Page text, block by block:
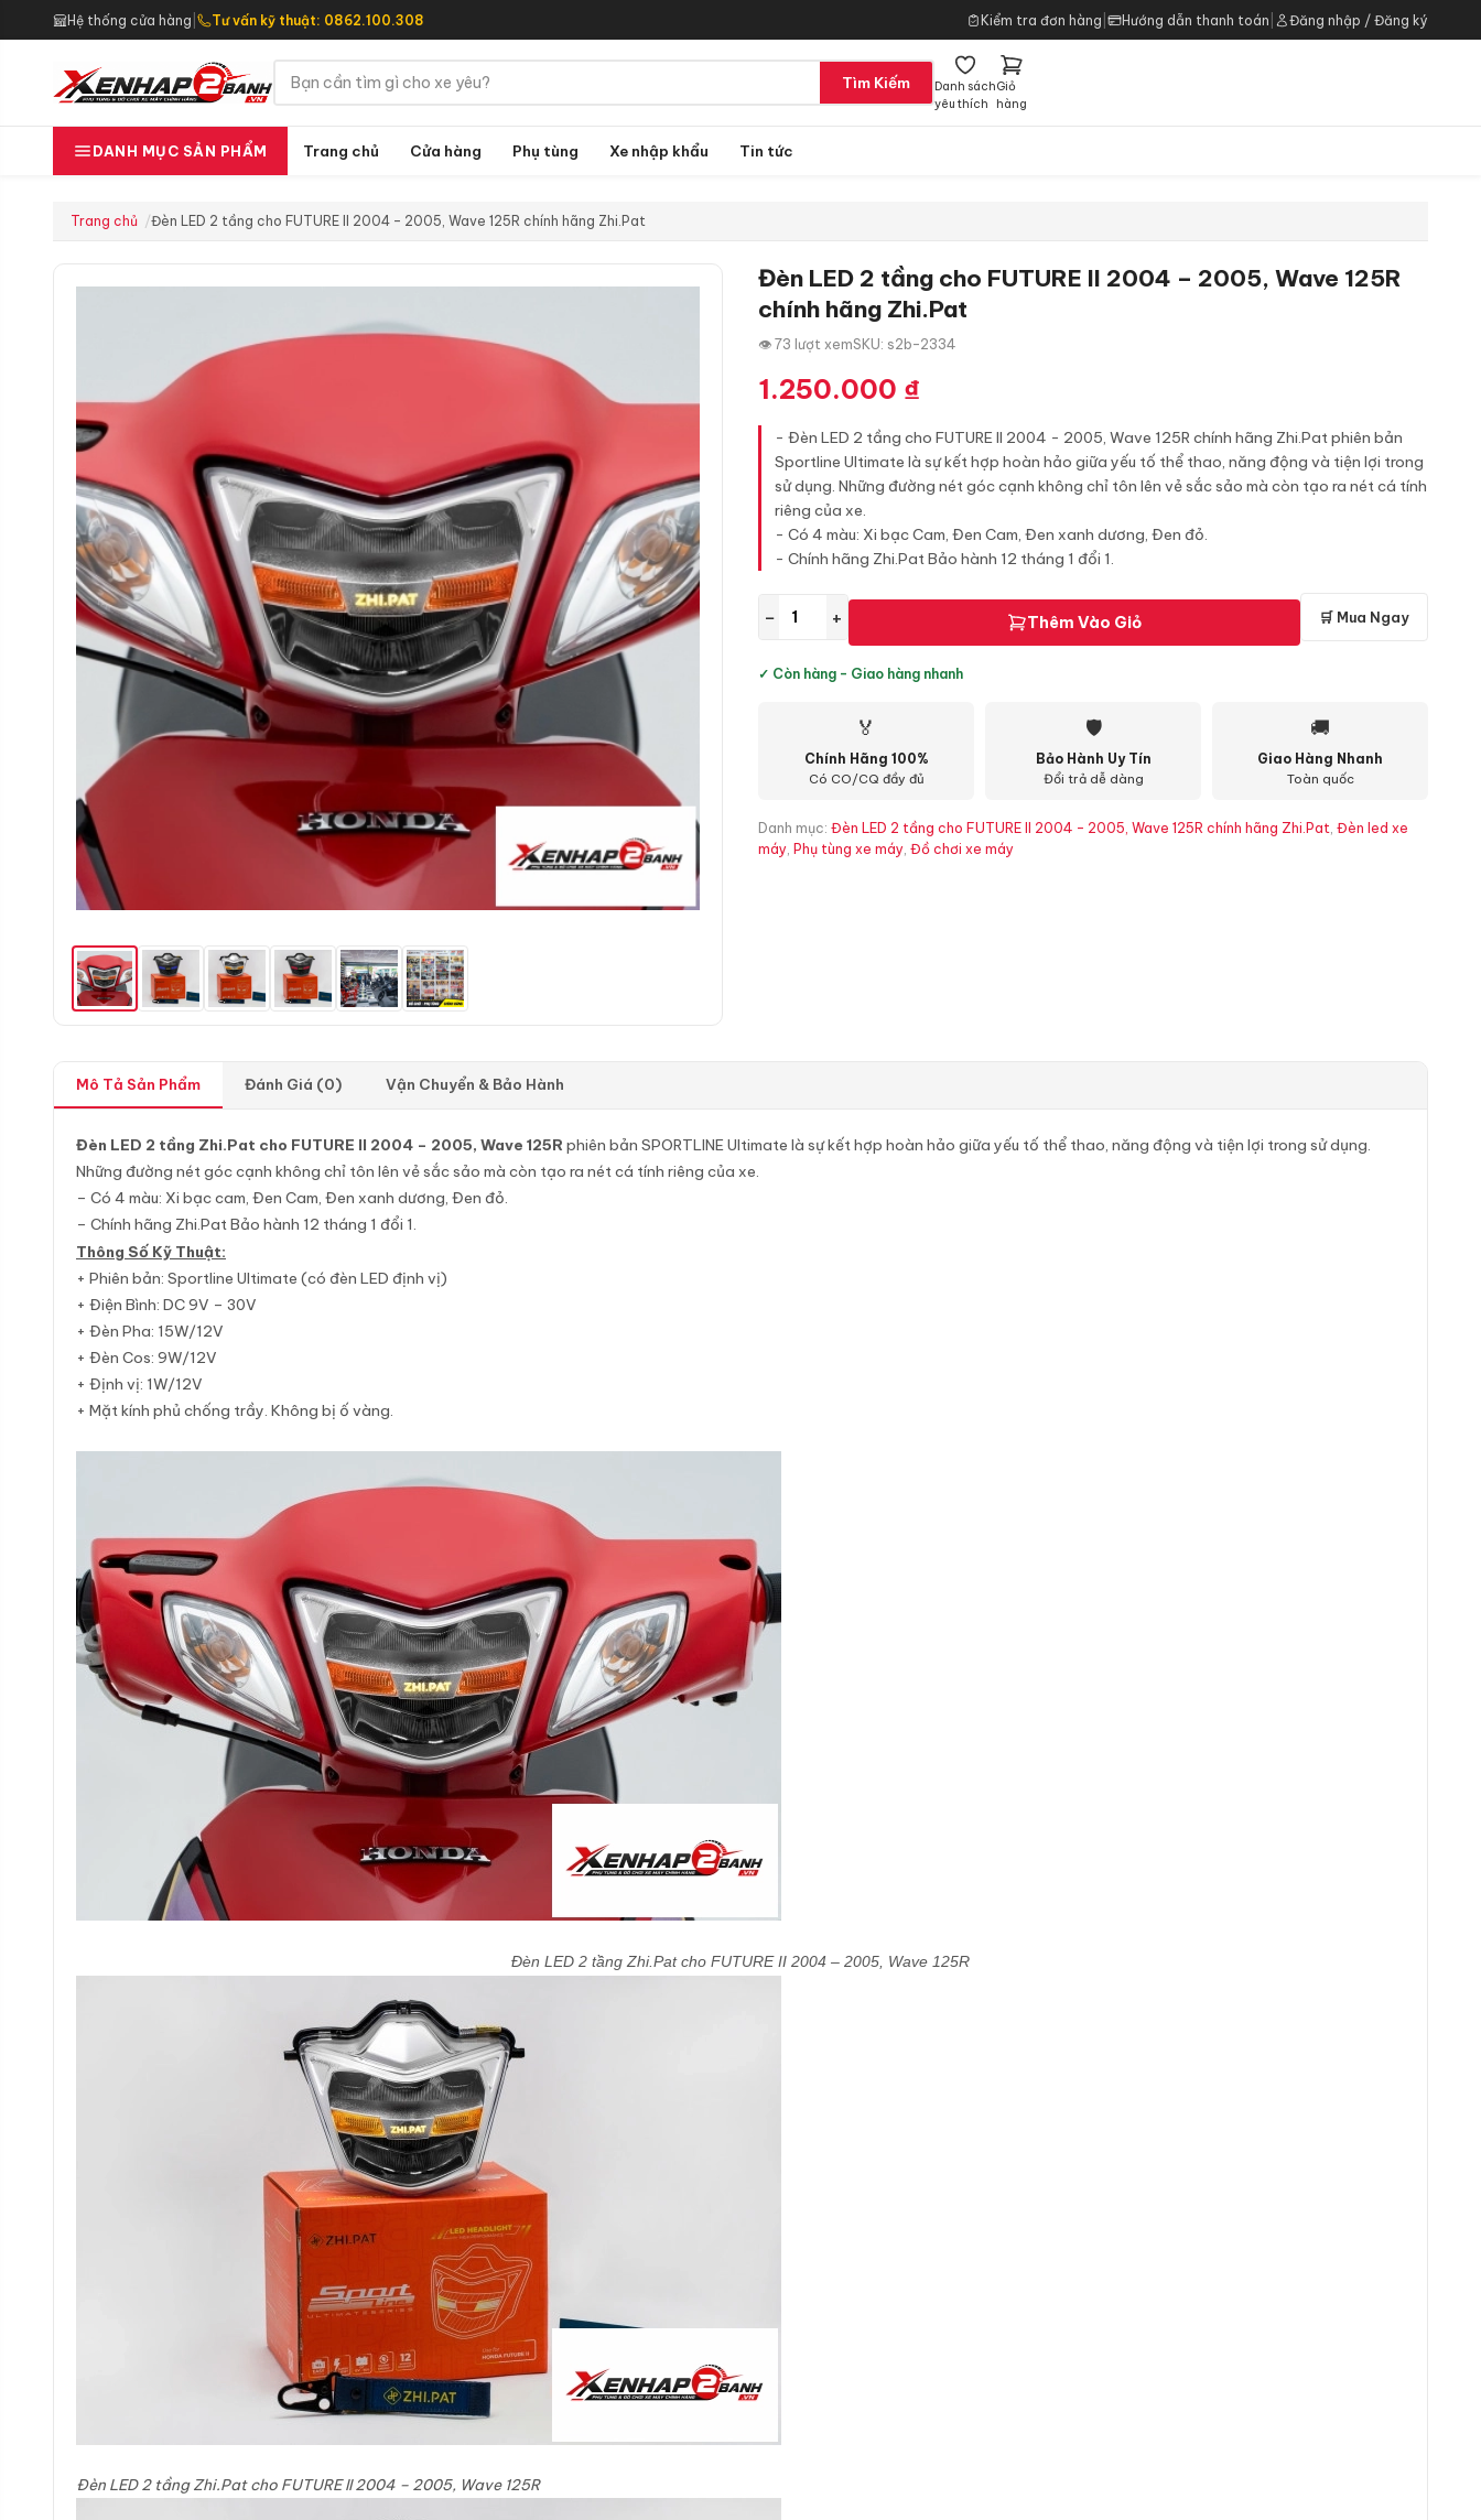
Hệ thống cửa hàng Tư vấn kỹ thuật: 0862.100.308 Kiểm tra đơn hàng Hướng dẫn thanh toán Đăng nhập / Đăng ký
Tìm Kiếm
Danh sách
yêu thích
Giỏ
hàng
DANH MỤC SẢN PHẨM Trang chủ Cửa hàng Phụ tùng Xe nhập khẩu Tin tức
Trang chủ Đèn LED 2 tầng cho FUTURE II 2004 – 2005, Wave 125R chính hãng Zhi.Pat
Đèn LED 2 tầng cho FUTURE II 2004 – 2005, Wave 125R
chính hãng Zhi.Pat
👁 73 lượt xemSKU: s2b-2334
1.250.000 ₫
- Đèn LED 2 tầng cho FUTURE II 2004 - 2005, Wave 125R chính hãng Zhi.Pat phiên bản
Sportline Ultimate là sự kết hợp hoàn hảo giữa yếu tố thể thao, năng động và tiện lợi trong
sử dụng. Những đường nét góc cạnh không chỉ tôn lên vẻ sắc sảo mà còn tạo ra nét cá tính
riêng của xe.
- Có 4 màu: Xi bạc Cam, Đen Cam, Đen xanh dương, Đen đỏ.
- Chính hãng Zhi.Pat Bảo hành 12 tháng 1 đổi 1.
− + Thêm Vào Giỏ 🛒 Mua Ngay
✓ Còn hàng - Giao hàng nhanh
🏅
Chính Hãng 100%
Có CO/CQ đầy đủ
🛡
Bảo Hành Uy Tín
Đổi trả dễ dàng
🚚
Giao Hàng Nhanh
Toàn quốc
Danh mục: Đèn LED 2 tầng cho FUTURE II 2004 - 2005, Wave 125R chính hãng Zhi.Pat, Đèn led xe
máy, Phụ tùng xe máy, Đồ chơi xe máy
Mô Tả Sản Phẩm Đánh Giá (0) Vận Chuyển & Bảo Hành
Đèn LED 2 tầng Zhi.Pat cho FUTURE II 2004 – 2005, Wave 125R phiên bản SPORTLINE Ultimate là sự kết hợp hoàn hảo giữa yếu tố thể thao, năng động và tiện lợi trong sử dụng.
Những đường nét góc cạnh không chỉ tôn lên vẻ sắc sảo mà còn tạo ra nét cá tính riêng của xe.
– Có 4 màu: Xi bạc cam, Đen Cam, Đen xanh dương, Đen đỏ.
– Chính hãng Zhi.Pat Bảo hành 12 tháng 1 đổi 1.
Thông Số Kỹ Thuật:
+ Phiên bản: Sportline Ultimate (có đèn LED định vị)
+ Điện Bình: DC 9V – 30V
+ Đèn Pha: 15W/12V
+ Đèn Cos: 9W/12V
+ Định vị: 1W/12V
+ Mặt kính phủ chống trầy. Không bị ố vàng.
Đèn LED 2 tầng Zhi.Pat cho FUTURE II 2004 – 2005, Wave 125R
Đèn LED 2 tầng Zhi.Pat cho FUTURE II 2004 – 2005, Wave 125R